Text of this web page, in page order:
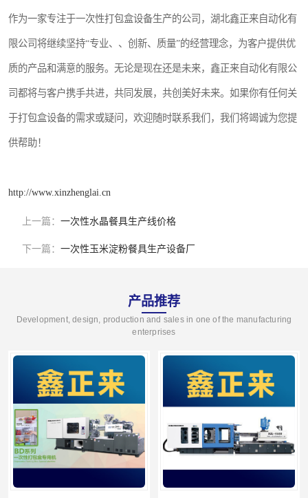
作为一家专注于一次性打包盒设备生产的公司，湖北鑫正来自动化有
限公司将继续坚持“专业、、创新、质量”的经营理念，为客户提供优
质的产品和满意的服务。无论是现在还是未来，鑫正来自动化有限公
司都将与客户携手共进，共同发展，共创美好未来。如果你有任何关
于打包盒设备的需求或疑问，欢迎随时联系我们，我们将竭诚为您提
供帮助！
http://www.xinzhenglai.cn
上一篇： 一次性水晶餐具生产线价格
下一篇： 一次性玉米淀粉餐具生产设备厂
产品推荐
Development, design, production and sales in one of the manufacturing
enterprises